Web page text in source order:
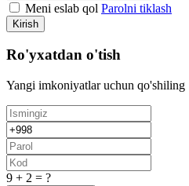
Meni eslab qol Parolni tiklash
Kirish
Ro'yxatdan o'tish
Yangi imkoniyatlar uchun qo'shiling
9 + 2 = ?